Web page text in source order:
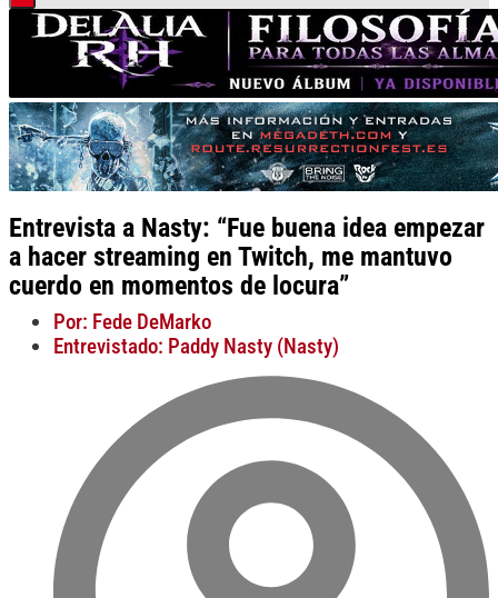
Entrevista a Nasty: “Fue buena idea empezar
a hacer streaming en Twitch, me mantuvo
cuerdo en momentos de locura”
Por: Fede DeMarko
Entrevistado: Paddy Nasty (Nasty)